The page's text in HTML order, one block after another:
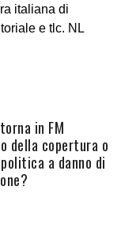
italiana di
e tlc. NL
in FM
della copertura o
a danno di